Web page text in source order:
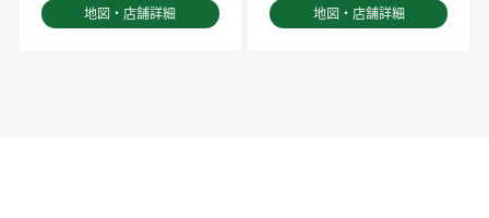
地図・店舗詳細 地図・店舗詳細